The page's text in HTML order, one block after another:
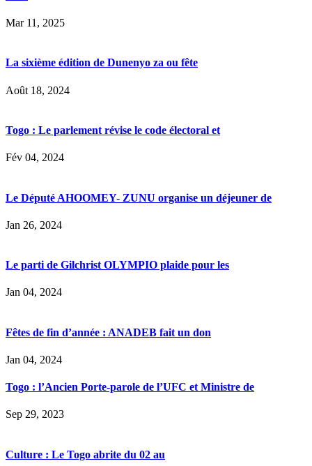
Mar 11, 2025
La sixième édition de Dunenyo za ou fête
Août 18, 2024
Togo : Le parlement révise le code électoral et
Fév 04, 2024
Le Député AHOOMEY- ZUNU organise un déjeuner de
Jan 26, 2024
Le parti de Gilchrist OLYMPIO plaide pour les
Jan 04, 2024
Fêtes de fin d’année : ANADEB fait un don
Jan 04, 2024
Togo : l’Ancien Porte-parole de l’UFC et Ministre de
Sep 29, 2023
Culture : Le Togo abrite du 02 au